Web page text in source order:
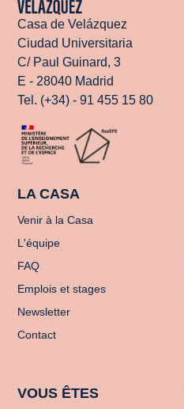
Casa de Velázquez
Ciudad Universitaria
C/ Paul Guinard, 3
E - 28040 Madrid
Tel. (+34) - 91 455 15 80
LA CASA
Venir à la Casa
L'équipe
FAQ
Emplois et stages
Newsletter
Contact
VOUS ÊTES